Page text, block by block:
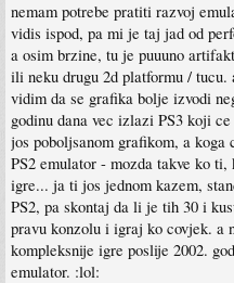
nemam potrebe pratiti razvoj
vidis ispod, pa mi je taj jad od
a osim brzine, tu je puuuno
ili neku drugu 2d platformu / tucu.
vidim da se grafika bolje izvodi
godinu dana vec izlazi PS3 koji
jos poboljsanom grafikom, a
PS2 emulator - mozda takve ko
igre... ja ti jos jednom kazem,
PS2, pa skontaj da li je tih 30 i
pravu konzolu i igraj ko covjek. a
kompleksnije igre poslije 2002.
emulator. :lol: